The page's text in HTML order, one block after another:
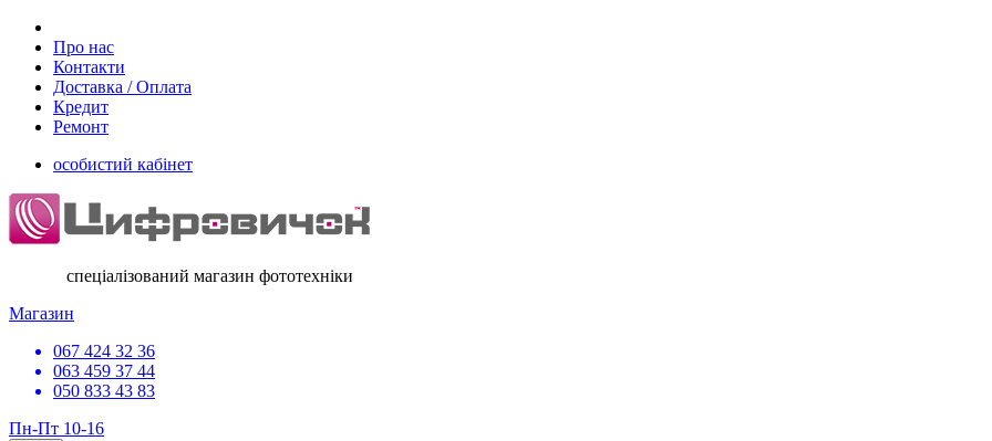
Про нас
Контакти
Доставка / Оплата
Кредит
Ремонт
особистий кабінет
спеціалізований магазин фототехніки
Магазин
067 424 32 36
063 459 37 44
050 833 43 83
Пн-Пт 10-16